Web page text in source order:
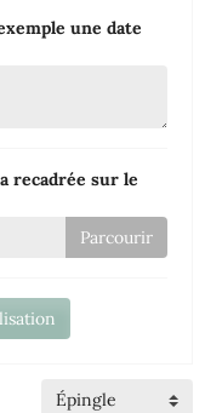
une date
recadrée sur le